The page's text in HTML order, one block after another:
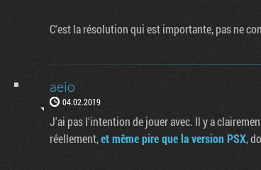
C'est la résolution qui est importante, pas ne
aeio
04.02.2019
J'ai pas l'intention de jouer avec. Il y a
réellement,et même pire que la version PSX,